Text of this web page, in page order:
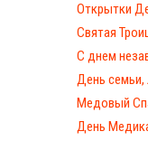
Открытки
Святая
С днем
День семьи,
Медовый
День